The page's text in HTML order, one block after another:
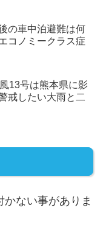
の車中泊避難は何
コノミークラス症
13号は熊本県に影
戒したい大雨と二
ない事がありま